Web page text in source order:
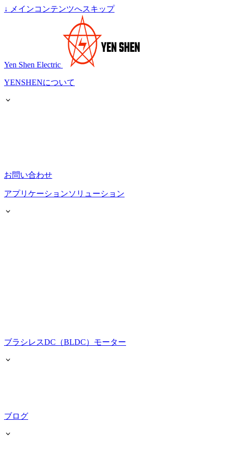
↓ メインコンテンツへスキップ
Yen Shen Electric
YENSHENについて
お問い合わせ
アプリケーションソリューション
ブラシレスDC（BLDC）モーター
ブログ